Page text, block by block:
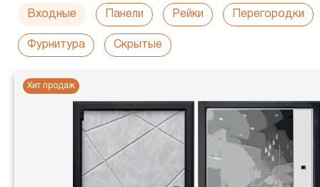
Входные Панели Рейки Перегородки
Фурнитура Скрытые
Хит продаж